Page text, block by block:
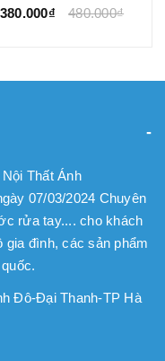
380.000₫
480.000₫
Thất Ánh
07/03/2024 Chuyên
rửa tay.... cho khách
gia đình, các sản phẩm
Đô-Đại Thanh-TP Hà